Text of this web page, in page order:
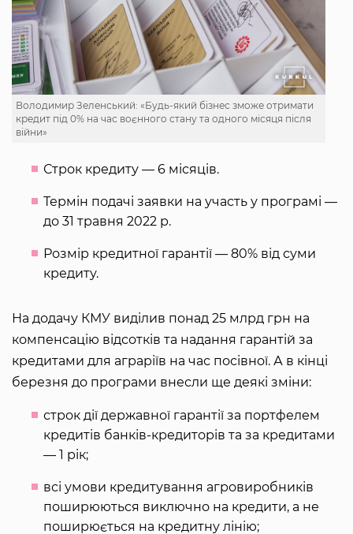
Володимир Зеленський: «Будь-який бізнес зможе отримати
кредит під 0% на час воєнного стану та одного місяця після
війни»
Строк кредиту — 6 місяців.
Термін подачі заявки на участь у програмі —
до 31 травня 2022 р.
Розмір кредитної гарантії — 80% від суми
кредиту.
На додачу КМУ виділив понад 25 млрд грн на
компенсацію відсотків та надання гарантій за
кредитами для аграріїв на час посівної. А в кінці
березня до програми внесли ще деякі зміни:
строк дії державної гарантії за портфелем
кредитів банків-кредиторів та за кредитами
— 1 рік;
всі умови кредитування агровиробників
поширюються виключно на кредити, а не
поширюється на кредитну лінію;